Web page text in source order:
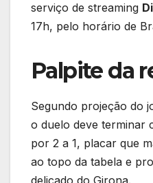
serviço de streaming
17h, pelo horário de
Palpite da
Segundo projeção do
o duelo deve terminar
por 2 a 1, placar que
ao topo da tabela e
delicado do Girona.